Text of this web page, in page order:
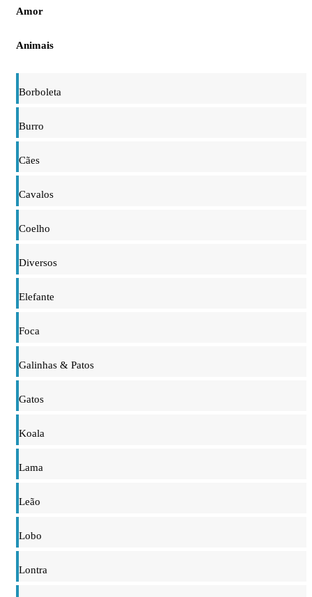
Amor
Animais
Borboleta
Burro
Cães
Cavalos
Coelho
Diversos
Elefante
Foca
Galinhas & Patos
Gatos
Koala
Lama
Leão
Lobo
Lontra